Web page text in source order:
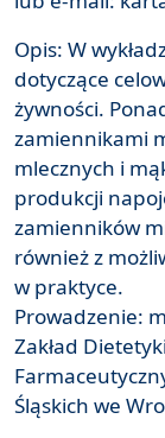
Opis: W
dotyczące
żywności.
zamiennikami
mlecznych i
produkcji
zamienników
również z
w praktyce.
Prowadzenie:
Zakład
Śląskich we